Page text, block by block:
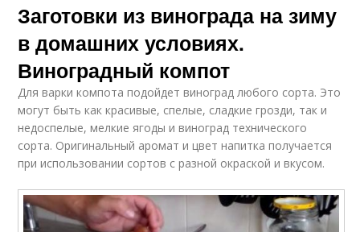
Заготовки из винограда на зиму
в домашних условиях.
Виноградный компот
Для варки компота подойдет виноград любого сорта. Это
могут быть как красивые, спелые, сладкие грозди, так и
недоспелые, мелкие ягоды и виноград технического
сорта. Оригинальный аромат и цвет напитка получается
при использовании сортов с разной окраской и вкусом.